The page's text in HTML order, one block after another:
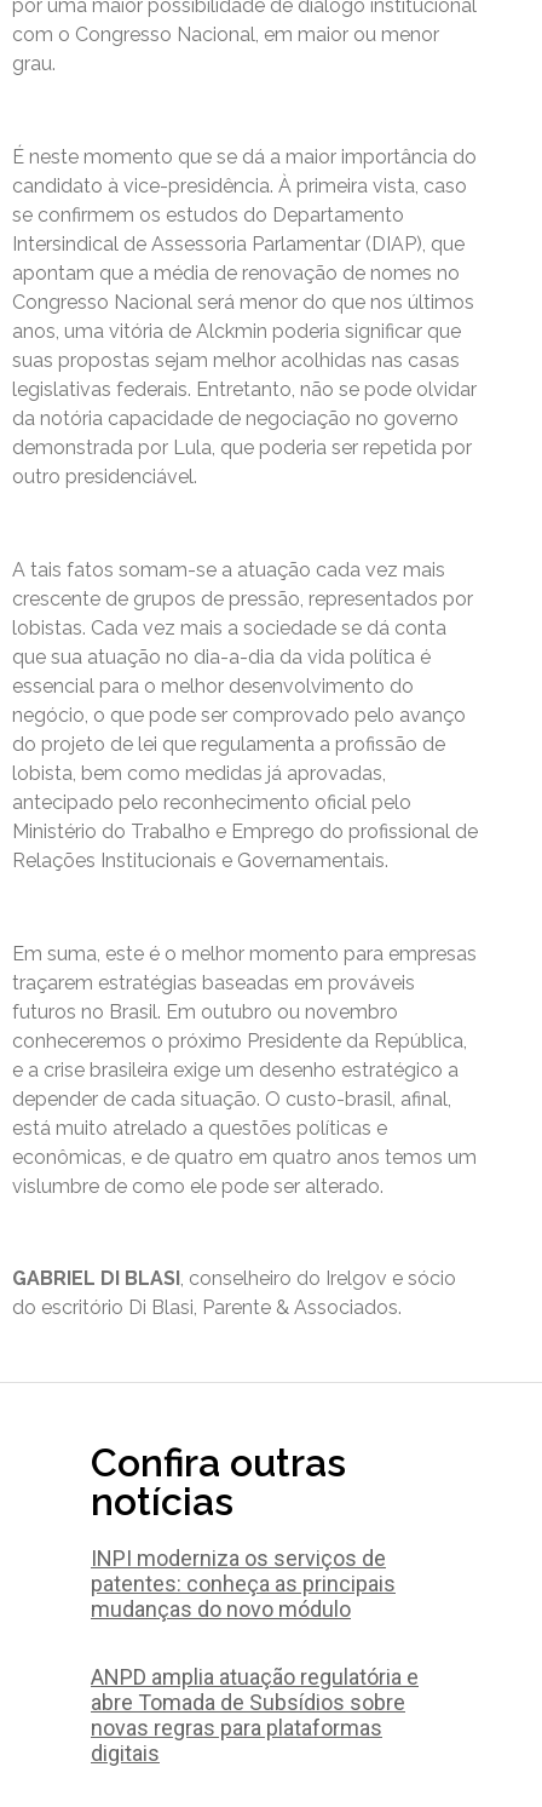
por uma maior possibilidade de diálogo institucional
com o Congresso Nacional, em maior ou menor
grau.
É neste momento que se dá a maior importância do
candidato à vice-presidência. À primeira vista, caso
se confirmem os estudos do Departamento
Intersindical de Assessoria Parlamentar (DIAP), que
apontam que a média de renovação de nomes no
Congresso Nacional será menor do que nos últimos
anos, uma vitória de Alckmin poderia significar que
suas propostas sejam melhor acolhidas nas casas
legislativas federais. Entretanto, não se pode olvidar
da notória capacidade de negociação no governo
demonstrada por Lula, que poderia ser repetida por
outro presidenciável.
A tais fatos somam-se a atuação cada vez mais
crescente de grupos de pressão, representados por
lobistas. Cada vez mais a sociedade se dá conta
que sua atuação no dia-a-dia da vida política é
essencial para o melhor desenvolvimento do
negócio, o que pode ser comprovado pelo avanço
do projeto de lei que regulamenta a profissão de
lobista, bem como medidas já aprovadas,
antecipado pelo reconhecimento oficial pelo
Ministério do Trabalho e Emprego do profissional de
Relações Institucionais e Governamentais.
Em suma, este é o melhor momento para empresas
traçarem estratégias baseadas em prováveis
futuros no Brasil. Em outubro ou novembro
conheceremos o próximo Presidente da República,
e a crise brasileira exige um desenho estratégico a
depender de cada situação. O custo-brasil, afinal,
está muito atrelado a questões políticas e
econômicas, e de quatro em quatro anos temos um
vislumbre de como ele pode ser alterado.
GABRIEL DI BLASI , conselheiro do Irelgov e sócio
do escritório Di Blasi, Parente & Associados.
Confira outras
notícias
INPI moderniza os serviços de
patentes: conheça as principais
mudanças do novo módulo
ANPD amplia atuação regulatória e
abre Tomada de Subsídios sobre
novas regras para plataformas
digitais